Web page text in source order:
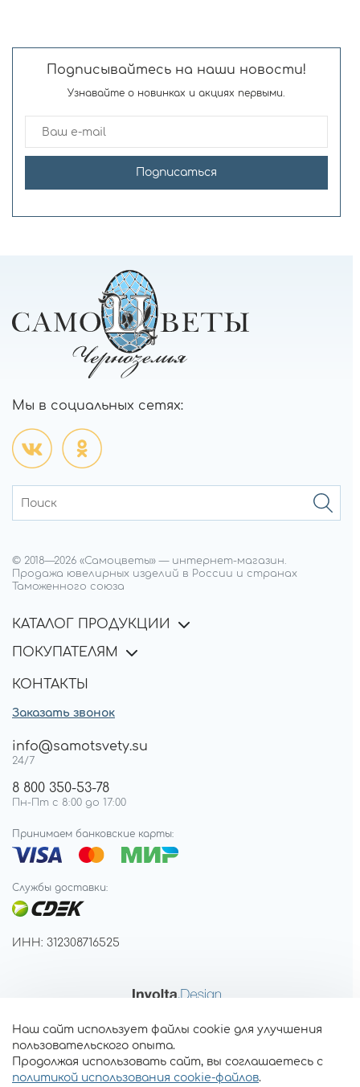
Подписывайтесь на наши новости!
Узнавайте о новинках и акциях первыми.
Подписаться
Мы в социальных сетях:
© 2018—2026 «Самоцветы» — интернет-магазин.
Продажа ювелирных изделий в России и странах
Таможенного союза
КАТАЛОГ ПРОДУКЦИИ
ПОКУПАТЕЛЯМ
КОНТАКТЫ
Заказать звонок
info@samotsvety.su
24/7
8 800 350-53-78
Пн-Пт с 8:00 до 17:00
Принимаем банковские карты:
Службы доставки:
ИНН: 312308716525
Наш сайт использует файлы cookie для улучшения
пользовательского опыта.
Продолжая использовать сайт, вы соглашаетесь с
политикой использования cookie-файлов.